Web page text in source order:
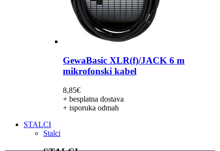
GewaBasic XLR(f)/JACK 6 m
mikrofonski kabel
8,85€
+ besplatna dostava
+ isporuka odmah
STALCI
Stalci